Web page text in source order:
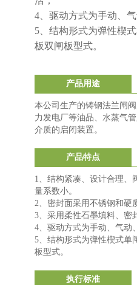
4、驱动方式为手动、
5、结构形式为弹性楔
板双闸板型式。
产品用途
本公司生产的铸钢法兰闸
力发电厂等油品、水蒸气
介质的启闭装置。
产品特点
1、结构紧凑、设计合理、
量系数小。
2、密封面采用不锈钢和硬
3、采用柔性石墨填料、密
4、驱动方式为手动、气动
5、结构形式为弹性楔式单
板型式。
执行标准